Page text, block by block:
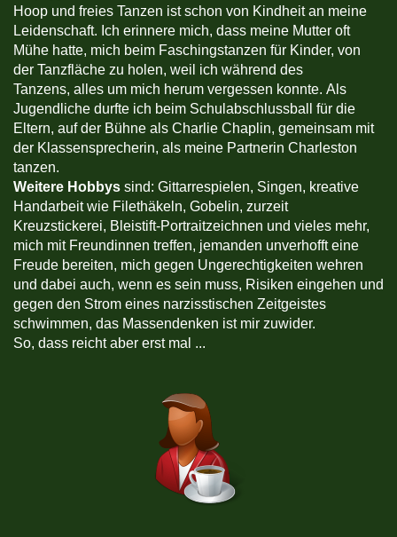
Hoop und freies Tanzen ist schon von Kindheit an meine
Leidenschaft. Ich erinnere mich, dass meine Mutter oft
Mühe hatte, mich beim Faschingstanzen für Kinder, von
der Tanzfläche zu holen, weil ich während des
Tanzens, alles um mich herum vergessen konnte. Als
Jugendliche durfte ich beim Schulabschlussball für die
Eltern, auf der Bühne als Charlie Chaplin, gemeinsam mit
der Klassensprecherin, als meine Partnerin Charleston
tanzen.
Weitere Hobbys sind: Gittarrespielen, Singen, kreative
Handarbeit wie Filethäkeln, Gobelin, zurzeit
Kreuzstickerei, Bleistift-Portraitzeichnen und vieles mehr,
mich mit Freundinnen treffen, jemanden unverhofft eine
Freude bereiten, mich gegen Ungerechtigkeiten wehren
und dabei auch, wenn es sein muss, Risiken eingehen und
gegen den Strom eines narzisstischen Zeitgeistes
schwimmen, das Massendenken ist mir zuwider.
So, dass reicht aber erst mal ...